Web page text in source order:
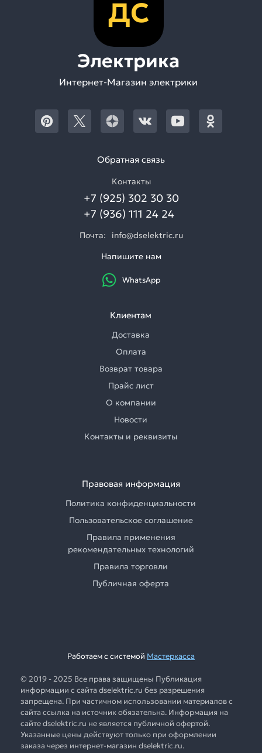
ДС
Электрика
Интернет-Магазин электрики
Обратная связь
Контакты
+7 (925) 302 30 30
+7 (936) 111 24 24
Почта:
info@dselektric.ru
Напишите нам
WhatsApp
Клиентам
Доставка
Оплата
Возврат товара
Прайс лист
О компании
Новости
Контакты и реквизиты
Правовая информация
Политика конфиденциальности
Пользовательское соглашение
Правила применения
рекомендательных технологий
Правила торговли
Публичная оферта
Работаем с системой Мастеркасса
© 2019 - 2025 Все права защищены Публикация
информации с сайта dselektric.ru без разрешения
запрещена. При частичном использовании материалов с
сайта ссылка на источник обязательна. Информация на
сайте dselektric.ru не является публичной офертой.
Указанные цены действуют только при оформлении
заказа через интернет-магазин dselektric.ru.